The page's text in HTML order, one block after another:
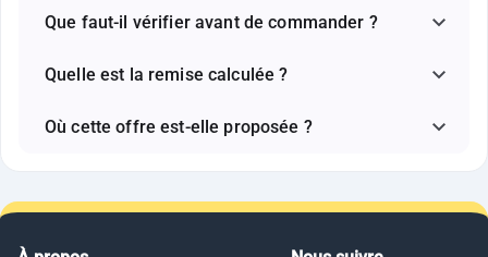
Que faut-il vérifier avant de commander ?
Quelle est la remise calculée ?
Où cette offre est-elle proposée ?